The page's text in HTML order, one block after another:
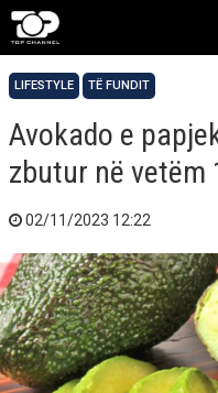
LIFESTYLE TË FUNDIT
Avokado e
zbutur në vetëm
02/11/2023 12:22